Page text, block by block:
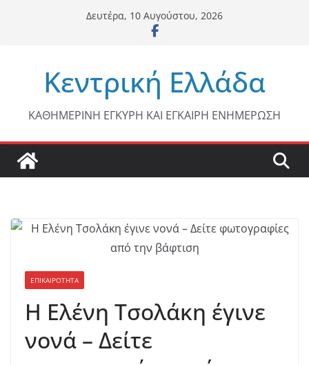
Δευτέρα, 10 Αυγούστου, 2026
Κεντρική Ελλάδα
ΚΑΘΗΜΕΡΙΝΗ ΕΓΚΥΡΗ ΚΑΙ ΕΓΚΑΙΡΗ ΕΝΗΜΕΡΩΣΗ
ΕΠΙΚΑΙΡΟΤΗΤΑ
Η Ελένη Τσολάκη έγινε
νονά – Δείτε